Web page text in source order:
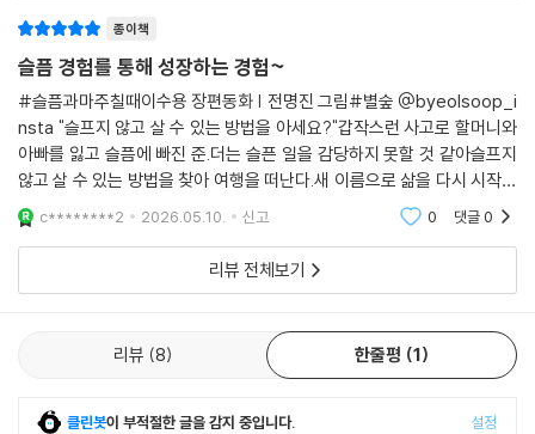
종이책
슬픔 경험를 통해 성장하는 경험~
#슬픔과마주칠때이수용 장편동화 | 전명진 그림#별숲 @byeolsoop_i
nsta "슬프지 않고 살 수 있는 방법을 아세요?"갑작스런 사고로 할머니와
아빠를 잃고 슬픔에 빠진 준.더는 슬픈 일을 감당하지 못할 것 같아슬프지
않고 살 수 있는 방법을 찾아 여행을 떠난다.새 이름으로 삶을 다시 시작하
고 싶은 아저씨,사람들이 다 함께 붙어 있을 커다란 껌을 만드는 아주머니,
행복을 느끼게 해 주
c********2 2026.05.10. 신고 0 댓글0
리뷰 전체보기
리뷰 8 한줄평 1
클린봇이 부적절한 글을 감지 중입니다. 설정